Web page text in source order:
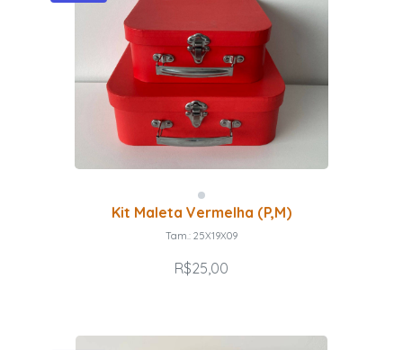
Kit Maleta Vermelha (P,M)
Tam.: 25X19X09
R$25,00